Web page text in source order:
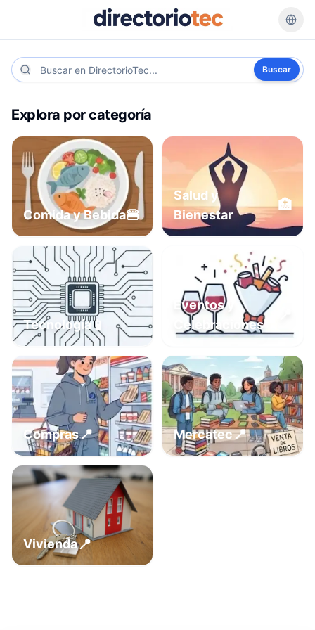
Buscar
Explora por categoría
Comida y Bebida🍔
Salud y
Bienestar
🏥
Tecnología📱
Eventos y
Celebraciones
Compras📍 Mercatec📍
Vivienda📍